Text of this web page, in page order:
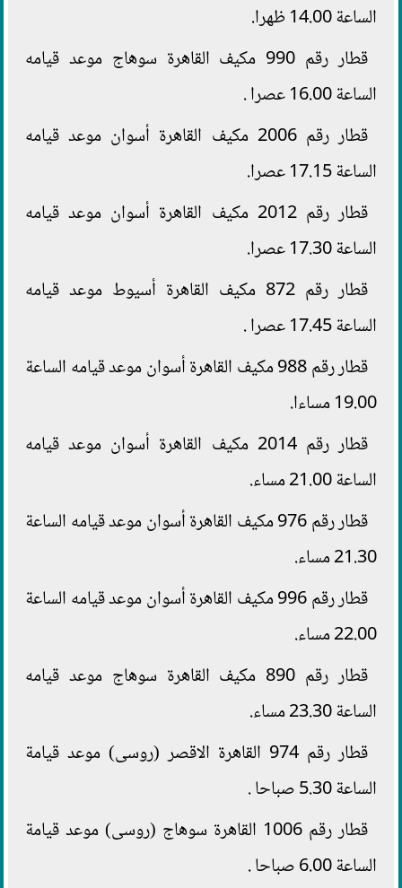
الساعة 14.00 ظهرا.
قطار رقم 990 مكيف القاهرة سوهاج موعد قيامه
الساعة 16.00 عصرا .
قطار رقم 2006 مكيف القاهرة أسوان موعد قيامه
الساعة 17.15 عصرا.
قطار رقم 2012 مكيف القاهرة أسوان موعد قيامه
الساعة 17.30 عصرا.
قطار رقم 872 مكيف القاهرة أسيوط موعد قيامه
الساعة 17.45 عصرا .
قطار رقم 988 مكيف القاهرة أسوان موعد قيامه الساعة
19.00 مساءا.
قطار رقم 2014 مكيف القاهرة أسوان موعد قيامه
الساعة 21.00 مساء.
قطار رقم 976 مكيف القاهرة أسوان موعد قيامه الساعة
21.30 مساء.
قطار رقم 996 مكيف القاهرة أسوان موعد قيامه الساعة
22.00 مساء.
قطار رقم 890 مكيف القاهرة سوهاج موعد قيامه
الساعة 23.30 مساء.
قطار رقم 974 القاهرة الاقصر (روسى) موعد قيامة
الساعة 5.30 صباحا .
قطار رقم 1006 القاهرة سوهاج (روسى) موعد قيامة
الساعة 6.00 صباحا .